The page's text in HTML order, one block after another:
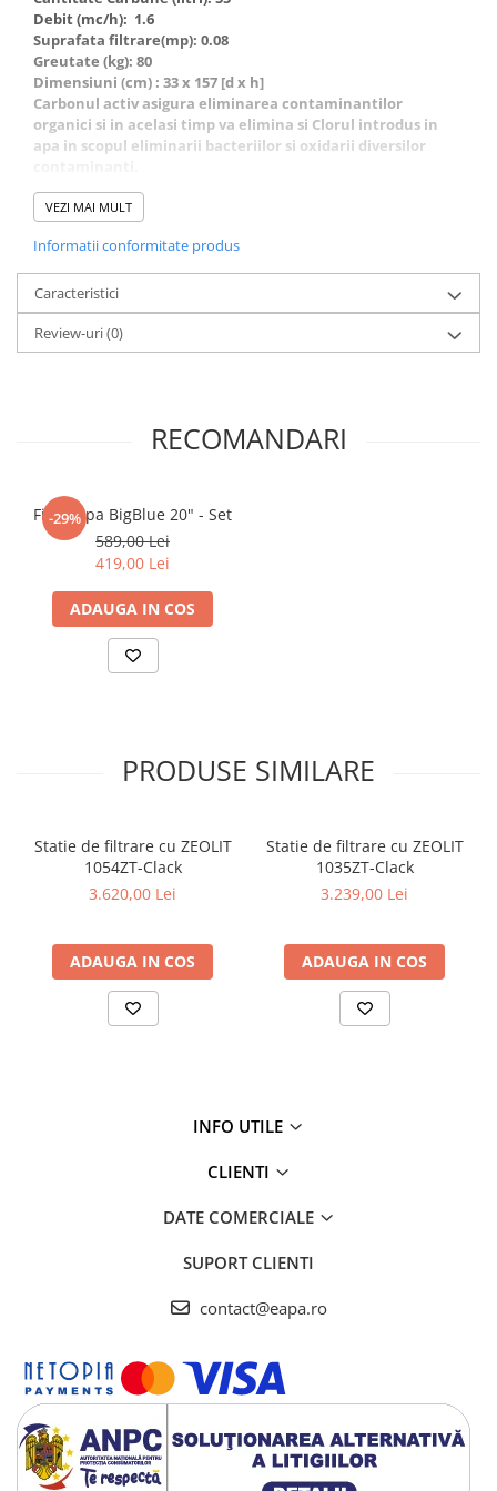
Deferizare cu BIRM
Zeolit / Turbidex
Carbune Activ
Filter AG
Eliminare nitriti / nitrati
Componente si accesorii
Baterii purificator
Carcase de schimb
Chei strangere
Cleme si suporti
Testere si Masurare
Valve si Automatizari
Tub quartz
Conectori statie
Robineti
Debit (mc/h): 1.6
Suprafata filtrare(mp): 0.08
Greutate (kg): 80
Dimensiuni (cm) : 33 x 157 [d x h]
Carbonul activ asigura eliminarea contaminantilor
organici si in acelasi timp va elimina si Clorul introdus in
apa in scopul eliminarii bacteriilor si oxidarii diversilor
In aceasta faza sunt eliminati contaminanti cum ar fi
:Culoare, Miros si Gust neplacut, Turbiditate, Clor liber,
Insecticide, Ierbicide, Hidrocarburi aromatice polinucleare
(PNAs), Bifenoli policlorinati (PCBs), Substante organice
volatile (VOCs), Tricloretilena, Tricloretan, Benzen, si sute
de alti contaminanti ce pot fi prezenti in apa.
VEZI MAI MULT
Informatii conformitate produs
Caracteristici
Review-uri(0)
RECOMANDARI
-29%
Filtru apa BigBlue 20" - Set
589,00 Lei
419,00 Lei
ADAUGA IN COS
PRODUSE SIMILARE
Statie de filtrare cu ZEOLIT
1054ZT-Clack
3.620,00 Lei
ADAUGA IN COS
Statie de filtrare cu ZEOLIT
1035ZT-Clack
3.239,00 Lei
ADAUGA IN COS
INFO UTILE
CLIENTI
DATE COMERCIALE
SUPORT CLIENTI
contact@eapa.ro